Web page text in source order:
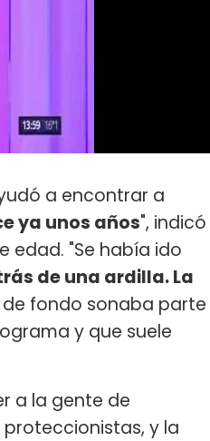
a encontrar a
ya unos años", indicó
edad. "Se había ido
de una ardilla. La
de fondo sonaba parte
y que suele
a la gente de
y la